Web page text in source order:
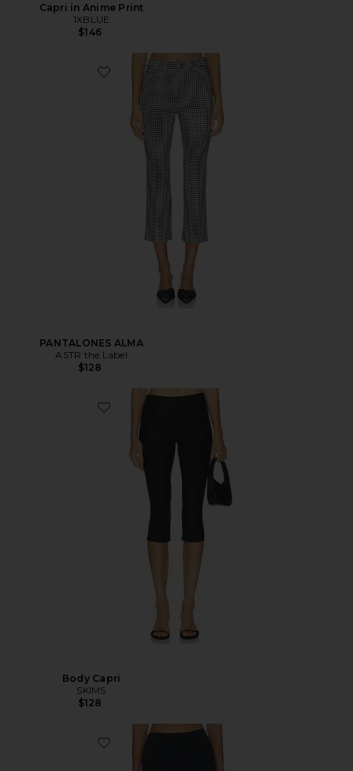
Capri in Anime Print
1XBLUE
$146
PANTALONES ALMA
ASTR the Label
$128
Body Capri
SKIMS
$128